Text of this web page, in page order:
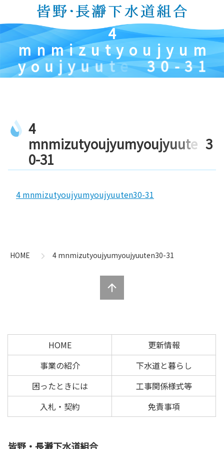
テ
ン
本
文
4
m n m i z u t y o u j y u m
y o u j y u u t e n 3 0 - 3 1
4
mnmizutyoujyumyoujyuute n3
0-31
4 mnmizutyoujyumyoujyuuten30-31
HOME 4 mnmizutyoujyumyoujyuuten30-31
皆野・長瀞下水道組合
HOME
更新情報
事業の紹介
下水道と暮らし
困ったときには
工事関係様式等
入札・契約
免責事項